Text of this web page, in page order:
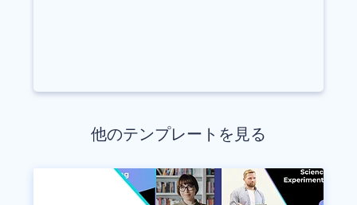
他のテンプレートを見る